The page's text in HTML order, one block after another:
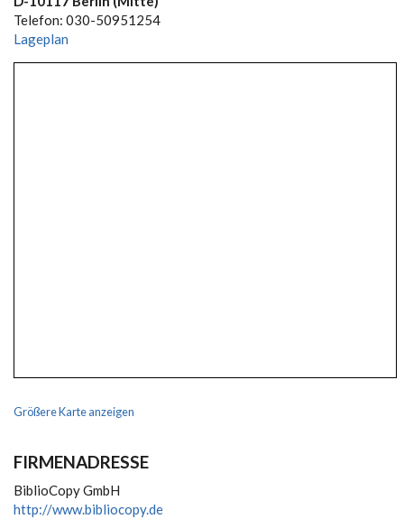
Telefon: 030-50951254
Lageplan
Größere Karte anzeigen
FIRMENADRESSE
BiblioCopy GmbH
http://www.bibliocopy.de